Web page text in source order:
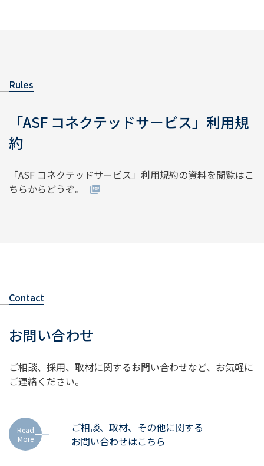
Rules
「ASF コネクテッドサービス」利用規
約
「ASF コネクテッドサービス」利用規約の資料を閲覧はこ
ちらからどうぞ。
Contact
お問い合わせ
ご相談、採用、取材に関するお問い合わせなど、 お気軽に
ご連絡ください。
Read
More
ご相談、取材、その他に関する
お問い合わせはこちら